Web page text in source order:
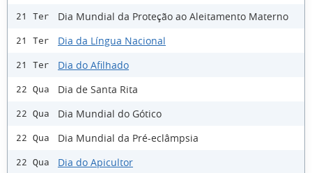
21 Ter Dia Mundial da Proteção ao Aleitamento Materno
21 Ter Dia da Língua Nacional
21 Ter Dia do Afilhado
22 Qua Dia de Santa Rita
22 Qua Dia Mundial do Gótico
22 Qua Dia Mundial da Pré-eclâmpsia
22 Qua Dia do Apicultor